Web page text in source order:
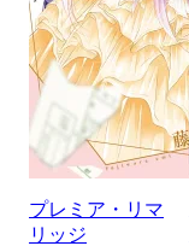
プレミア・リマ
リッジ